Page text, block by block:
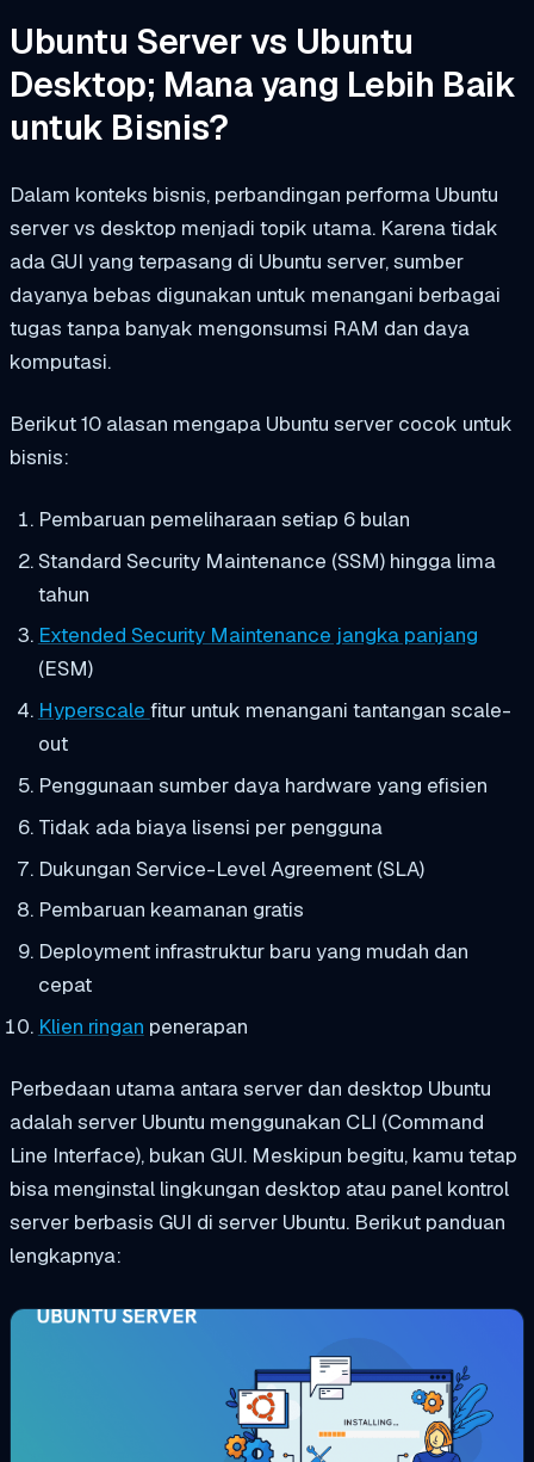
Ubuntu Server vs Ubuntu
Desktop; Mana yang Lebih Baik
untuk Bisnis?
Dalam konteks bisnis, perbandingan performa Ubuntu
server vs desktop menjadi topik utama. Karena tidak
ada GUI yang terpasang di Ubuntu server, sumber
dayanya bebas digunakan untuk menangani berbagai
tugas tanpa banyak mengonsumsi RAM dan daya
komputasi.
Berikut 10 alasan mengapa Ubuntu server cocok untuk
bisnis:
Pembaruan pemeliharaan setiap 6 bulan
Standard Security Maintenance (SSM) hingga lima
tahun
Extended Security Maintenance jangka panjang
(ESM)
Hyperscale fitur untuk menangani tantangan scale-
out
Penggunaan sumber daya hardware yang efisien
Tidak ada biaya lisensi per pengguna
Dukungan Service-Level Agreement (SLA)
Pembaruan keamanan gratis
Deployment infrastruktur baru yang mudah dan
cepat
Klien ringan penerapan
Perbedaan utama antara server dan desktop Ubuntu
adalah server Ubuntu menggunakan CLI (Command
Line Interface), bukan GUI. Meskipun begitu, kamu tetap
bisa menginstal lingkungan desktop atau panel kontrol
server berbasis GUI di server Ubuntu. Berikut panduan
lengkapnya: